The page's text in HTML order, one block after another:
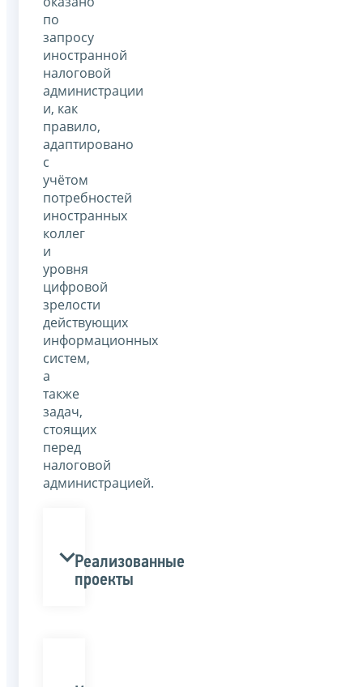
по
запросу
иностранной
налоговой
администрации
и, как
правило,
адаптировано
с
учётом
потребностей
иностранных
коллег
и
уровня
цифровой
зрелости
действующих
информационных
систем,
а
также
задач,
стоящих
перед
налоговой
администрацией.
Реализованные
проекты